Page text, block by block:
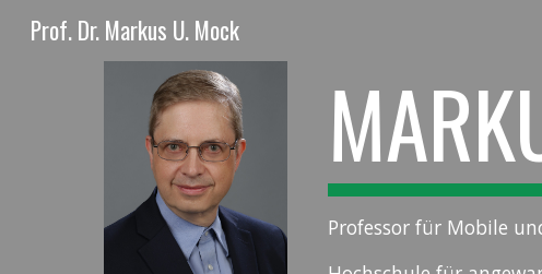
Prof. Dr. Markus U. Mock
Professor für Mobile